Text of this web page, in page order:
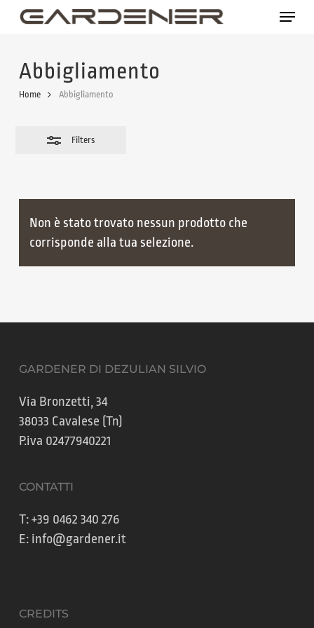
Skip
content
Menu
Abbigliamento
Home Abbigliamento
Filters
Non è stato trovato nessun prodotto che
corrisponde alla tua selezione.
GARDENER DI DEZULIAN SILVIO
Via Bronzetti, 34
38033 Cavalese (Tn)
P.iva 02477940221
CONTATTI
T:+39 0462 340 276
E: info@gardener.it
CREDITS